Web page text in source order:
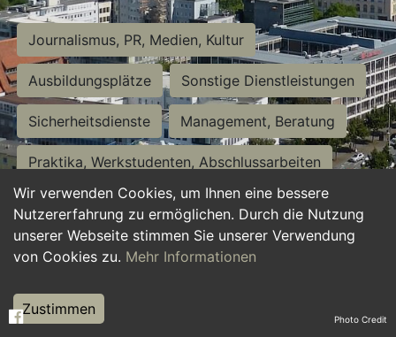
Wir verwenden Cookies, um Ihnen eine bessere
Nutzererfahrung zu ermöglichen. Durch die Nutzung
unserer Webseite stimmen Sie unserer Verwendung
von Cookies zu. Mehr Informationen
Zustimmen
Journalismus, PR, Medien, Kultur
Ausbildungsplätze Sonstige Dienstleistungen
Sicherheitsdienste Management, Beratung
Praktika, Werkstudenten, Abschlussarbeiten
Personalwesen Assistenz, Sekretariat
Hilfskräfte, Aushilfs- und Nebenjobs
Weiterbildung, Studium, duale Ausbildung Photo Credit